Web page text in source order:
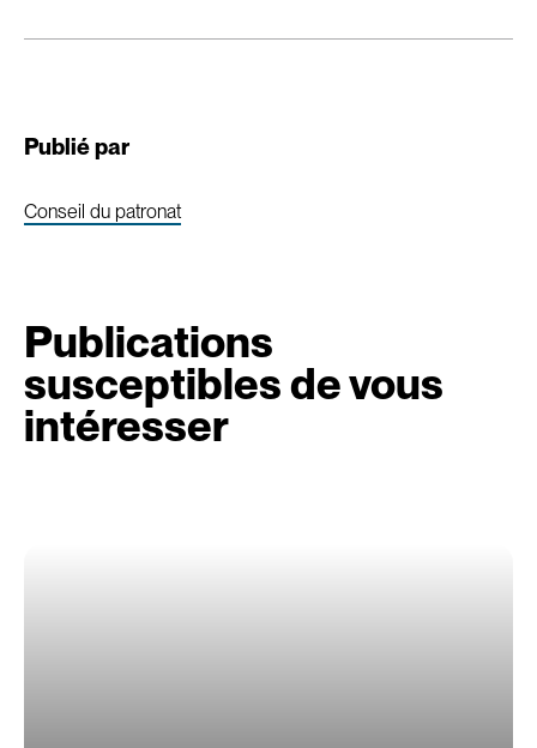
Publié par
Conseil du patronat
Publications
susceptibles de vous
intéresser